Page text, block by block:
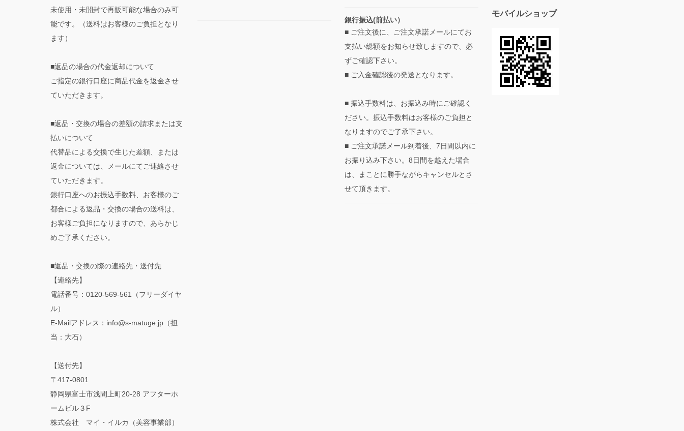
未使用・未開封で再販可能な場合のみ可
能です。（送料はお客様のご負担となり
ます）
■返品の場合の代金返却について
ご指定の銀行口座に商品代金を返金させ
ていただきます。
■返品・交換の場合の差額の請求または支
払いについて
代替品による交換で生じた差額、または
返金については、メールにてご連絡させ
ていただきます。
銀行口座へのお振込手数料、お客様のご
都合による返品・交換の場合の送料は、
お客様ご負担になりますので、あらかじ
めご了承ください。
■返品・交換の際の連絡先・送付先
【連絡先】
電話番号：0120-569-561（フリーダイヤ
ル）
E-Mailアドレス：info@s-matuge.jp（担
当：大石）
【送付先】
〒417-0801
静岡県富士市浅間上町20-28 アフターホ
ームビル３F
株式会社 マイ・イルカ（美容事業部）
銀行振込(前払い）
■ ご注文後に、ご注文承諾メールにてお
支払い総額をお知らせ致しますので、必
ずご確認下さい。
■ ご入金確認後の発送となります。
■ 振込手数料は、お振込み時にご確認く
ださい。振込手数料はお客様のご負担と
なりますのでご了承下さい。
■ ご注文承諾メール到着後、7日間以内に
お振り込み下さい。8日間を越えた場合
は、まことに勝手ながらキャンセルとさ
せて頂きます。
モバイルショップ